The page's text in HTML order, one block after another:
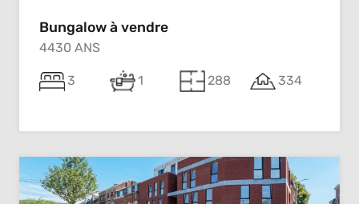
Bungalow à vendre
4430 ANS
3 1 288 334